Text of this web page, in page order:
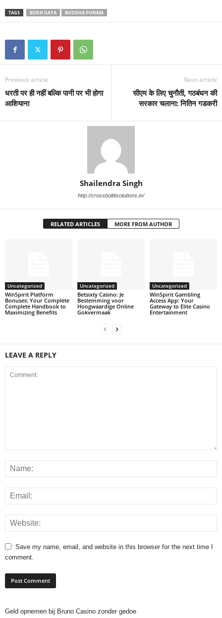
TAGS BODH GAYA BUDDHA PURIMA
Previous article
धरती पर ही नहीं बल्कि पानी पर भी होगा
आशियाना
Next article
सीएम के लिए चुनौती, गठबंधन की
सरकार चलाना: नितिन गडकरी
Shailendra Singh
http://crossboltitsolutions.in/
RELATED ARTICLES MORE FROM AUTHOR
Uncategorized
WinSpirit Platform
Bonuses: Your Complete
Complete Handbook to
Maximizing Benefits
Uncategorized
Betsixty Casino: Je
Bestemming voor
Hoogwaardige Online
Gokvermaak
Uncategorized
WinSpirit Gambling
Access App: Your
Gateway to Elite Casino
Entertainment
LEAVE A REPLY
Save my name, email, and website in this browser for the next time I
comment.
Geld opnemen bij Bruno Casino zonder gedoe